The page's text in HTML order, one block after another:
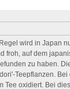
wird in Japan
froh, auf dem
zu haben.
Teepflanzen.
Tee oxidiert. Bei